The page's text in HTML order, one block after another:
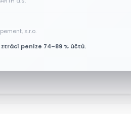
s.r.o.
ztrácí peníze 74–89 % účtů.
Lisa Su zlehčuje Muskův
závazek vůči Nvidii. Akcie AMD
po výsledcích klesají